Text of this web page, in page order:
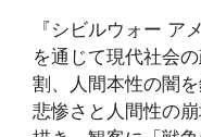
『シビルウォー ア
を通じて現代社会
割、人間本性の闇
悲惨さと人間性の